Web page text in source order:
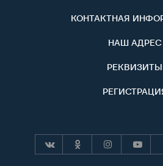
КОНТАКТНАЯ
НАШ АДРЕС
РЕКВИЗИТЫ